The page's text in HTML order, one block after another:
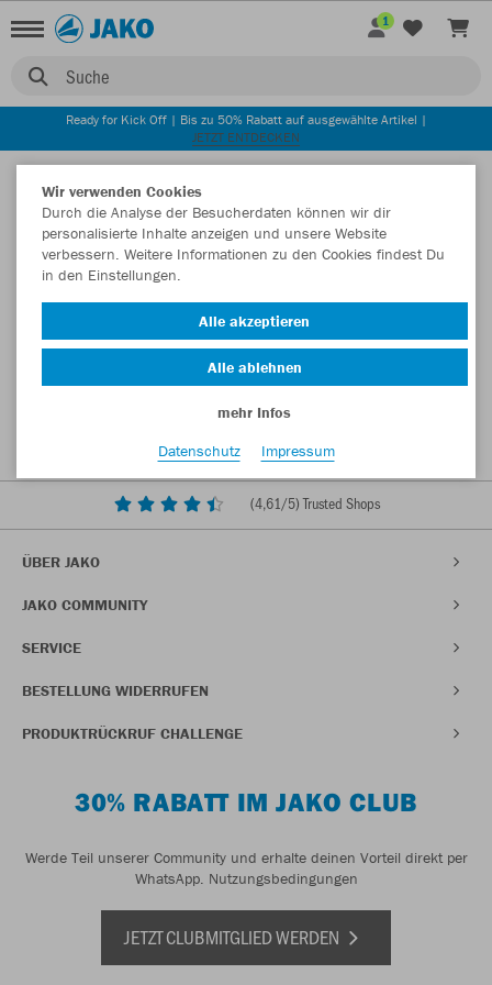
Suche
1
Ready for Kick Off | Bis zu 50% Rabatt auf ausgewählte Artikel |
JETZT ENTDECKEN
(4,61/5) Trusted Shops
ÜBER JAKO
JAKO COMMUNITY
SERVICE
BESTELLUNG WIDERRUFEN
PRODUKTRÜCKRUF CHALLENGE
30% RABATT IM JAKO CLUB
Werde Teil unserer Community und erhalte deinen Vorteil direkt per
WhatsApp. Nutzungsbedingungen
JETZT CLUBMITGLIED WERDEN
Wir verwenden Cookies
Durch die Analyse der Besucherdaten können wir dir
personalisierte Inhalte anzeigen und unsere Website
verbessern. Weitere Informationen zu den Cookies findest Du
in den Einstellungen.
Alle akzeptieren
Alle ablehnen
mehr Infos
Datenschutz
Impressum